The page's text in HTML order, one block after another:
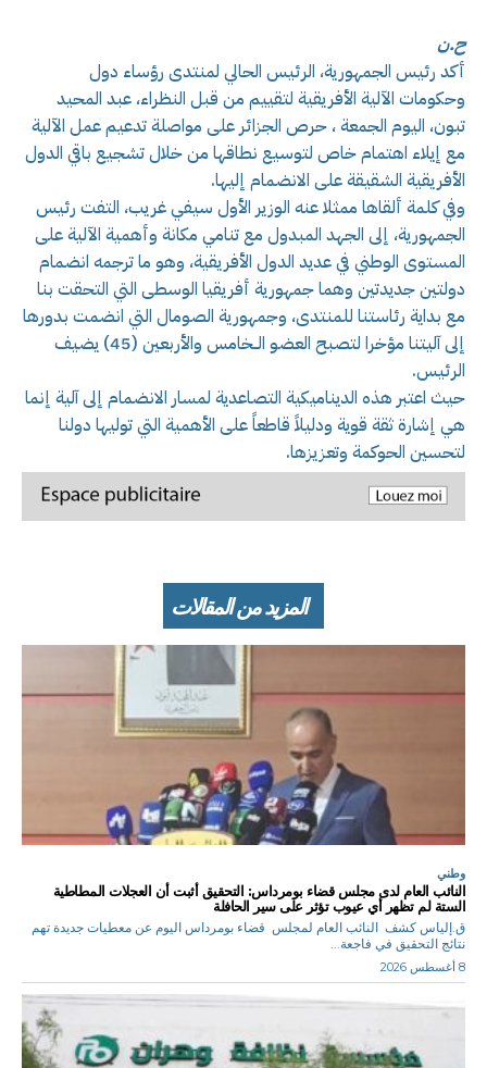
ح.ن
أكد رئيس الجمهورية، الرئيس الحالي لمنتدى رؤساء دول
وحكومات الآلية الأفريقية لتقييم من قبل النظراء، عبد المحيد
تبون، اليوم الجمعة ، حرص الجزائر على مواصلة تدعيم عمل الآلية
مع إيلاء اهتمام خاص لتوسيع نطاقها من خلال تشجيع باقي الدول
الأفريقية الشقيقة على الانضمام إليها.
وفي كلمة ألقاها ممثلا عنه الوزير الأول سيفي غريب، التفت رئيس
الجمهورية، إلى الجهد المبدول مع تنامي مكانة وأهمية الآلية على
المستوى الوطني في عديد الدول الأفريقية، وهو ما ترجمه انضمام
دولتين جديدتين وهما جمهورية أفريقيا الوسطى التي التحقت بنا
مع بداية رئاستنا للمنتدى، وجمهورية الصومال التي انضمت بدورها
إلى آليتنا مؤخرا لتصبح العضو الــخامس والأربعين (45) يضيف
الرئيس.
حيث اعتبر هذه الديناميكية التصاعدية لمسار الانضمام إلى آلية إنما
هي إشارة ثقة قوية ودليلاً قاطعاً على الأهمية التي توليها دولنا
لتحسين الحوكمة وتعزيزها.
المزيد من المقالات
وطني
النائب العام لدى مجلس قضاء بومرداس: التحقيق أثبت أن العجلات المطاطية
الستة لم تظهر أي عيوب تؤثر على سير الحافلة
ق.إلياس كشف النائب العام لمجلس قضاء بومرداس اليوم عن معطيات جديدة تهم
نتائج التحقيق في فاجعة...
8 أغسطس 2026